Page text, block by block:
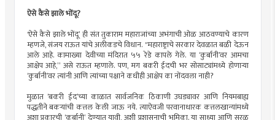
ऐसे कैसे झाले भोंदू?
'ऐसे कैसे झाले भोंदू’ ही संत तुकाराम महाराजांच्या अभंगाची ओळ आठवण्याचे कारण
म्हणजे, संजय राऊत यांचे अलीकडचे विधान. "महाराष्ट्राचे सरकार देवळात बळी देऊन
आले आहे. कामाख्या देवीच्या मंदिरात ५५ रेडे कापले गेले. या ‘कुर्बानी’वर आमचा
आक्षेप आहे,” असे राऊत म्हणाले. पण, मग बकरी ईदची भर सोसाट्यांमध्ये होणार्‍या
‘कुर्बानी’वर त्यांनी आणि त्यांच्या पक्षाने कधीही आक्षेप का नोंदवला नाही?
मुळात ‘बकरी ईद’च्या काळात सार्वजनिक ठिकाणी उघड्यावर आणि नियमबाह्य
पद्धतीने बकर्‍यांची कत्तल केली जाऊ नये. त्याऐवजी परवानाधारक कत्तलखान्यांमध्ये